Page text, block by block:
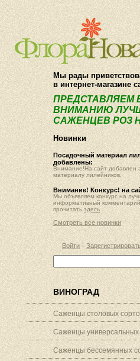
Мы рады
в интернет-магазине
ПРЕДСТАВЛЯЕМ
ВНИМАНИЮ
САЖЕНЦЕВ РОЗ
Новинки
Посадочный материал
добавлены:
Внимание!На сайт добавлен
материалу лилейников.
Внимание! Конкурс! на
Мы объявляем конкурс на
информативный
прочитать здесь
Смотреть все новинки
Войти
ВИНОГРАД
Саженцы столовых
Саженцы универсальных
Саженцы бессемянных